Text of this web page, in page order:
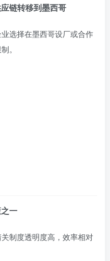
链转移到墨西哥
选择在墨西哥设厂或合作
。
一
制度透明度高，效率相对